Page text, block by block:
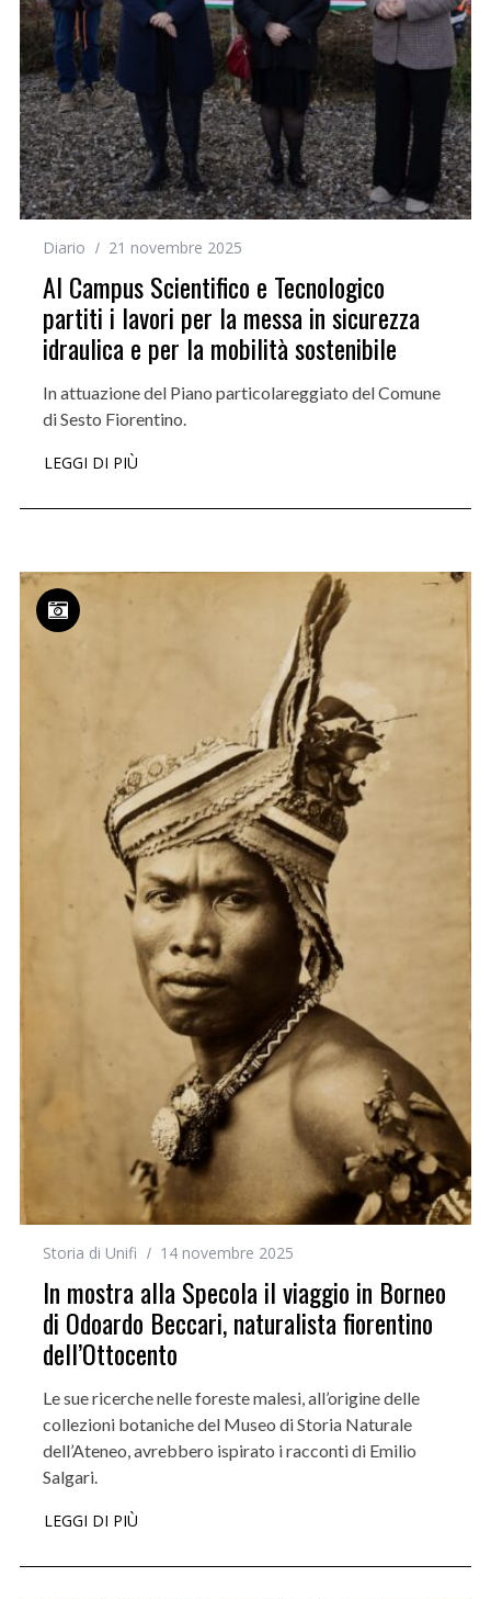
Diario 21 novembre 2025
Al Campus Scientifico e Tecnologico
partiti i lavori per la messa in sicurezza
idraulica e per la mobilità sostenibile
In attuazione del Piano particolareggiato del Comune
di Sesto Fiorentino.
LEGGI DI PIÙ
Storia di Unifi 14 novembre 2025
In mostra alla Specola il viaggio in Borneo
di Odoardo Beccari, naturalista fiorentino
dell’Ottocento
Le sue ricerche nelle foreste malesi, all’origine delle
collezioni botaniche del Museo di Storia Naturale
dell’Ateneo, avrebbero ispirato i racconti di Emilio
Salgari.
LEGGI DI PIÙ